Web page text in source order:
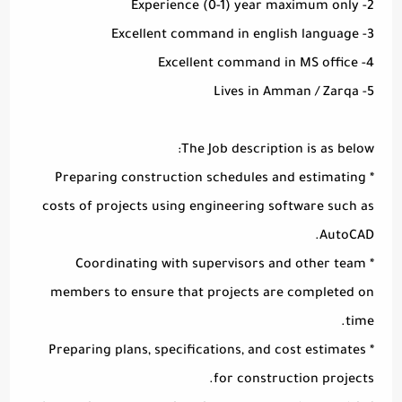
2- Experience (0-1) year maximum only
3- Excellent command in english language
4- Excellent command in MS office
5- Lives in Amman / Zarqa
The Job description is as below:
* Preparing construction schedules and estimating
costs of projects using engineering software such as
AutoCAD.
* Coordinating with supervisors and other team
members to ensure that projects are completed on
time.
* Preparing plans, specifications, and cost estimates
for construction projects.